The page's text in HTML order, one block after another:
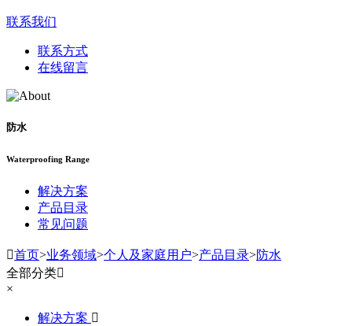
联系我们
联系方式
在线留言
防水
Waterproofing Range
解决方案
产品目录
常见问题
首页>业务领域>个人及家庭用户>产品目录>防水
全部分类
×
解决方案 